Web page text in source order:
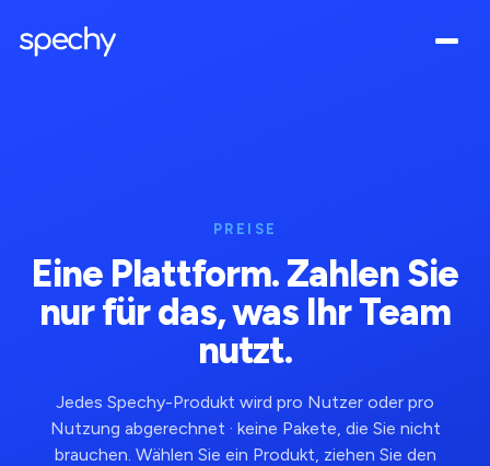
PREISE
Eine Plattform. Zahlen Sie
nur für das, was Ihr Team
nutzt.
Jedes Spechy-Produkt wird pro Nutzer oder pro
Nutzung abgerechnet · keine Pakete, die Sie nicht
brauchen. Wählen Sie ein Produkt, ziehen Sie den